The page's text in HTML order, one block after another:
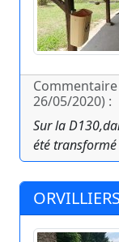
26/05/2020) :
Sur la
été